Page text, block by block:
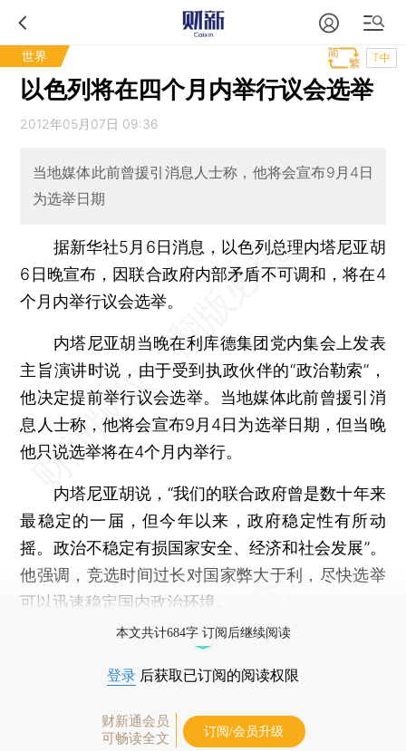
世界 T中
以色列将在四个月内举行议会选举
2012年05月07日 09:36
当地媒体此前曾援引消息人士称，他将会宣布9月4日
为选举日期
据新华社5月6日消息，以色列总理内塔尼亚胡
6日晚宣布，因联合政府内部矛盾不可调和，将在4
个月内举行议会选举。
内塔尼亚胡当晚在利库德集团党内集会上发表
主旨演讲时说，由于受到执政伙伴的“政治勒索”，
他决定提前举行议会选举。当地媒体此前曾援引消
息人士称，他将会宣布9月4日为选举日期，但当晚
他只说选举将在4个月内举行。
内塔尼亚胡说，“我们的联合政府曾是数十年来
最稳定的一届，但今年以来，政府稳定性有所动
摇。政治不稳定有损国家安全、经济和社会发展”。
他强调，竞选时间过长对国家弊大于利，尽快选举
可以迅速稳定国内政治环境。
本文共计684字 订阅后继续阅读
登录 后获取已订阅的阅读权限
财新通会员
可畅读全文
订阅/会员升级